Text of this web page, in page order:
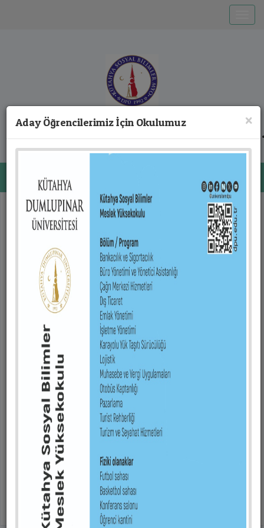
Kütahya Sosyal Bilimler Meslek
Yüksekokulu
×
Aday Öğrencilerimiz İçin Okulumuz
Ksbmyo’da Mezuniyet Coşkusu
Kütahya Sosyal Bilimler Meslek Yüksekokulu 2025-2026 Eğitim-Öğretim Yılı
Mezuniyet Töreni, 19 Haziran 2026 tarihinde öğrenciler, aileleri ve akademik personelin
yoğun katılımıyla büyük bir coşku içerisinde gerçekleştirildi. Mezuniyet programı
kapsamında yüksekokul bünyesinde bulunan tüm bölümler, kendi mezuniyet
törenlerini sınıflarında düzenledi. Öğrenciler, aileleri ve öğretim elemanlarının
katılımıyla gerçekleştirilen programlarda mezuniyet belgeleri takdim edilirken,
öğrencilerin eğitim hayatları boyunca göstermiş oldukları başarılar ve emekler
vurgulandı. Duygusal anların yaşandığı törenlerde öğrenciler ve aileleri mezuniyet
sevincini birlikte paylaşma fırsatı buldu. Bölüm törenlerinin ardından Sosyal Bilimler
Binası önünde kep atma programı gerçekleştirildi. Program öncesinde Kütahya Sosyal
Previous